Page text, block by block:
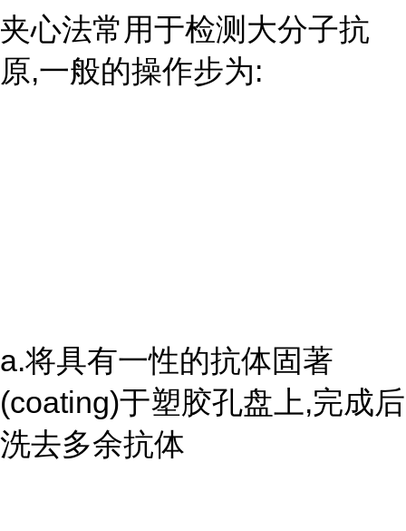
夹心法常用于检测大分子抗
原,一般的操作步为:
a.将具有一性的抗体固著
(coating)于塑胶孔盘上,完成后
洗去多余抗体